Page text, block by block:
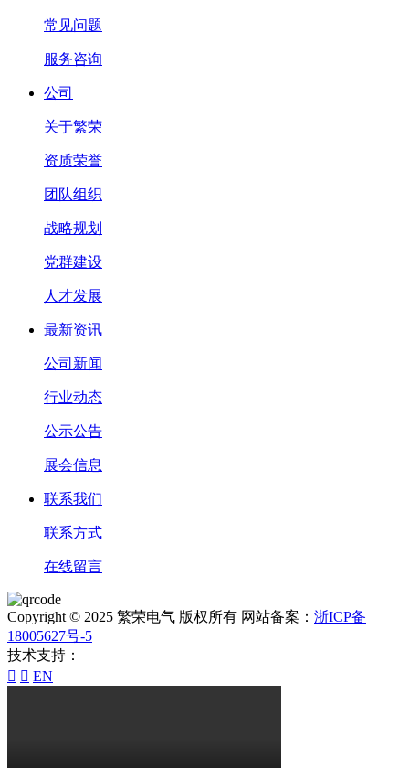
常见问题
服务咨询
公司
关于繁荣
资质荣誉
团队组织
战略规划
党群建设
人才发展
最新资讯
公司新闻
行业动态
公示公告
展会信息
联系我们
联系方式
在线留言
Copyright © 2025 繁荣电气 版权所有 网站备案： 浙ICP备
18005627号-5
技术支持：
  EN